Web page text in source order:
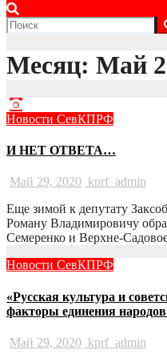
Месяц: Май
Новости СевКПРФ
И НЕТ ОТВЕТА…
Май 29, 2020 kprf_admin
Еще зимой к депутату
Роману Владимировичу
Семеренко и Верхне-
Новости СевКПРФ
«Русская культура и
факторы единения
Май 29, 2020 kprf_admin